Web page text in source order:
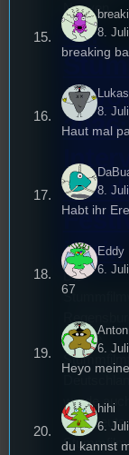
Nguyen
44.
mit
iterin
Die
älteste
wurde
dem
8.
breaking
Lukas
8.
Haut mal
8.
Habt ihr
Eddy
6.
67
6.
Heyo
hihi
6.
du kannst